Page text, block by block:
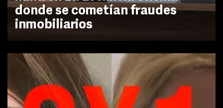
donde se cometían fraudes
inmobiliarios